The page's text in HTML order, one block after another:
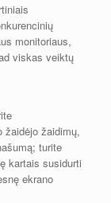
monitoriaus,
viskas veiktų
žaidėjo žaidimų,
turite
kartais susidurti
ekrano